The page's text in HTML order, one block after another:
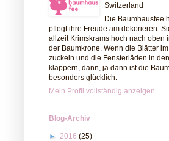
Switzerland
Die Baumhausfee
pflegt ihre Freude am dekorieren.
allzeit Krimskrams hoch nach oben
der Baumkrone. Wenn die Blätter
zuckeln und die Fensterläden in
klappern, dann, ja dann ist die
besonders glücklich.
Mein Profil vollständig anzeigen
Blog-Archiv
► 2016 (25)